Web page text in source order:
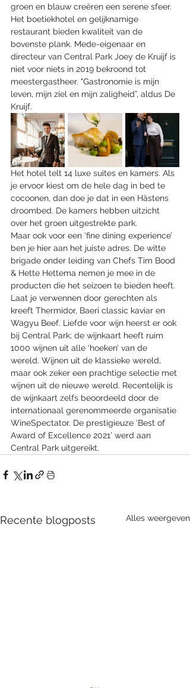
groen en blauw creëren een serene sfeer.
Het boetiekhotel en gelijknamige
restaurant bieden kwaliteit van de
bovenste plank. Mede-eigenaar en
directeur van Central Park Joey de Kruijf is
niet voor niets in 2019 bekroond tot
meestergastheer. "Gastronomie is mijn
leven, mijn ziel en mijn zaligheid”, aldus De
Kruijf.
Het hotel telt 14 luxe suites en kamers. Als
je ervoor kiest om de hele dag in bed te
cocoonen, dan doe je dat in een Hästens
droombed. De kamers hebben uitzicht
over het groen uitgestrekte park.
Maar ook voor een ‘fine dining experience’
ben je hier aan het juiste adres. De witte
brigade onder leiding van Chefs Tim Bood
& Hette Hettema nemen je mee in de
producten die het seizoen te bieden heeft.
Laat je verwennen door gerechten als
kreeft Thermidor, Baeri classic kaviar en
Wagyu Beef. Liefde voor wijn heerst er ook
bij Central Park; de wijnkaart heeft ruim
1000 wijnen uit alle ‘hoeken’ van de
wereld. Wijnen uit de klassieke wereld,
maar ook zeker een prachtige selectie met
wijnen uit de nieuwe wereld. Recentelijk is
de wijnkaart zelfs beoordeeld door de
internationaal gerenommeerde organisatie
WineSpectator. De prestigieuze ‘Best of
Award of Excellence 2021’ werd aan
Central Park uitgereikt.
Recente blogposts Alles weergeven